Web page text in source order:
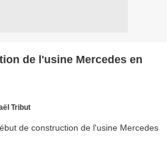
de l'usine Mercedes en
Tribut